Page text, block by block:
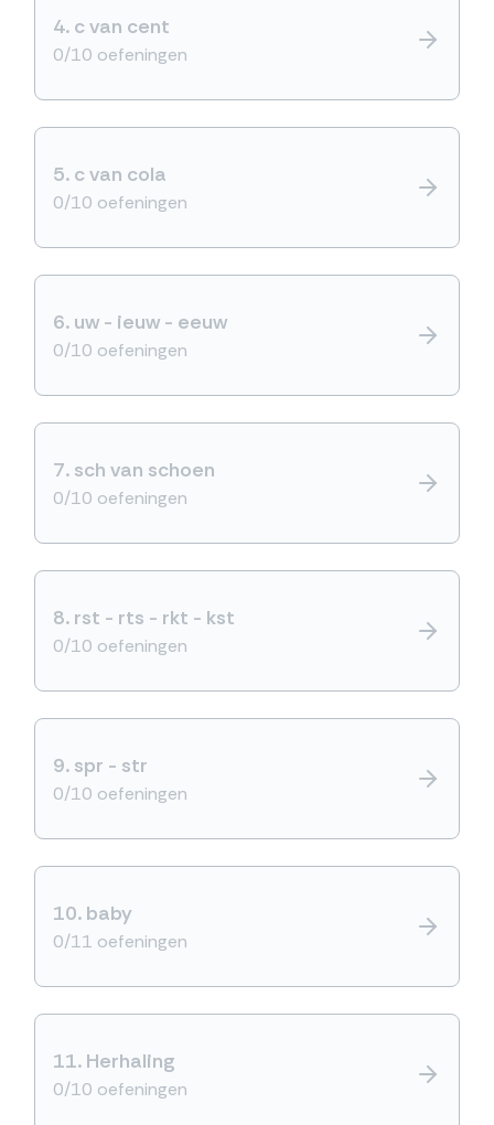
4. c van cent
0/10 oefeningen
5. c van cola
0/10 oefeningen
6. uw - ieuw - eeuw
0/10 oefeningen
7. sch van schoen
0/10 oefeningen
8. rst - rts - rkt - kst
0/10 oefeningen
9. spr - str
0/10 oefeningen
10. baby
0/11 oefeningen
11. Herhaling
0/10 oefeningen